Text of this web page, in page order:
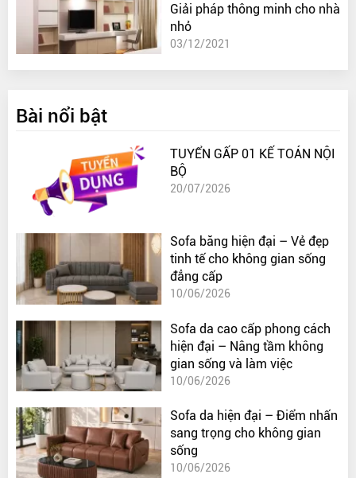
Giải pháp thông minh cho nhà
nhỏ
03/12/2021
Bài nổi bật
TUYỂN GẤP 01 KẾ TOÁN NỘI
BỘ
20/07/2026
Sofa băng hiện đại – Vẻ đẹp
tinh tế cho không gian sống
đẳng cấp
10/06/2026
Sofa da cao cấp phong cách
hiện đại – Nâng tầm không
gian sống và làm việc
10/06/2026
Sofa da hiện đại – Điểm nhấn
sang trọng cho không gian
sống
10/06/2026